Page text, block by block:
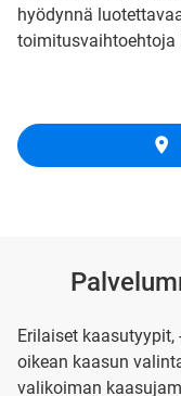
hyödynnä
toimitusvaihtoehtoja
Erilaiset
oikean kaasun
valikoiman